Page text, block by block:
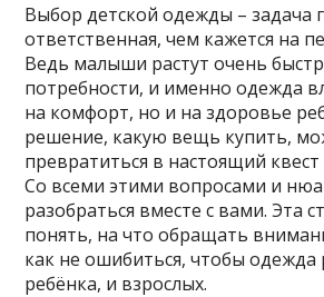
Выбор детской одежды – задача
ответственная, чем кажется на
Ведь малыши растут очень
потребности, и именно одежда
на комфорт, но и на здоровье
решение, какую вещь купить,
превратиться в настоящий
Со всеми этими вопросами и
разобраться вместе с вами. Эта
понять, на что обращать
как не ошибиться, чтобы одежда
ребёнка, и взрослых.